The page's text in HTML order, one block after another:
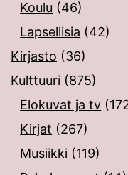
Koulu (46)
Lapsellisia (42)
Kirjasto (36)
Kulttuuri (875)
Elokuvat ja tv
Kirjat (267)
Musiikki (119)